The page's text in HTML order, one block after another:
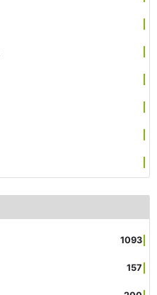
1093
157